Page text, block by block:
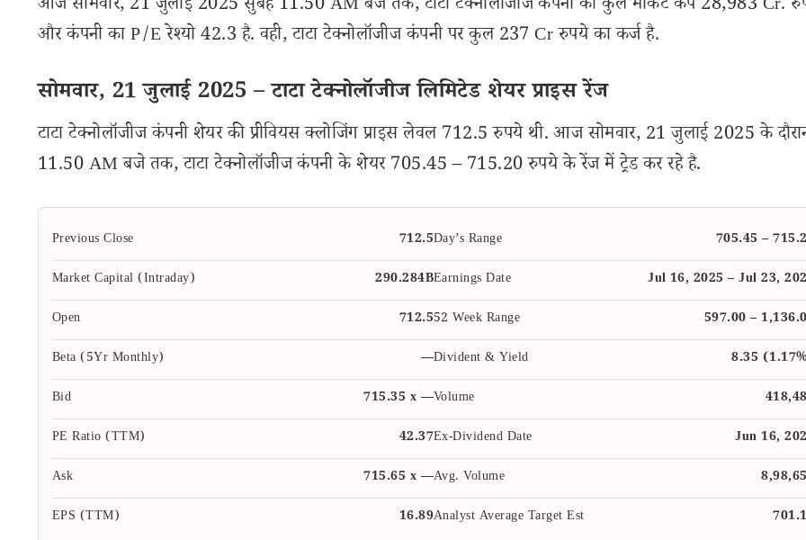
आज सोमवार, 21 जुलाई 2025 सुबह 11.50 AM बजे तक, टाटा टेक्नोलॉजीज कंपनी का कुल मार्केट कैप 28,983 Cr.
और कंपनी का P/E रेश्यो 42.3 है. वही, टाटा टेक्नोलॉजीज कंपनी पर कुल 237 Cr रुपये का कर्ज है.
सोमवार, 21 जुलाई 2025 – टाटा टेक्नोलॉजीज लिमिटेड शेयर प्राइस रेंज
टाटा टेक्नोलॉजीज कंपनी शेयर की प्रीवियस क्लोजिंग प्राइस लेवल 712.5 रुपये थी. आज सोमवार, 21 जुलाई 2025 के
11.50 AM बजे तक, टाटा टेक्नोलॉजीज कंपनी के शेयर 705.45 – 715.20 रुपये के रेंज में ट्रेड कर रहे है.
Previous Close 712.5Day’s Range
705.45 –
Market Capital (Intraday)
290.284BEarnings Date
Jul 16, 2025 – Jul 23,
Open
712.552 Week Range
597.00 –
Beta (5Yr Monthly)
—Divident & Yield
8.35
Bid
715.35 x —Volume
PE Ratio (TTM)
42.37Ex-Dividend Date
Jun 16,
Ask
715.65 x —Avg. Volume
EPS (TTM)
16.89Analyst Average Target Est